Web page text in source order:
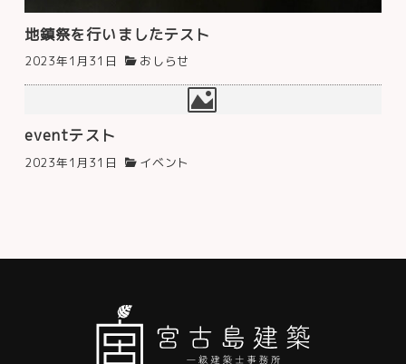
地鎮祭を行いましたテスト
2023年1月31日 おしらせ
eventテスト
2023年1月31日 イベント